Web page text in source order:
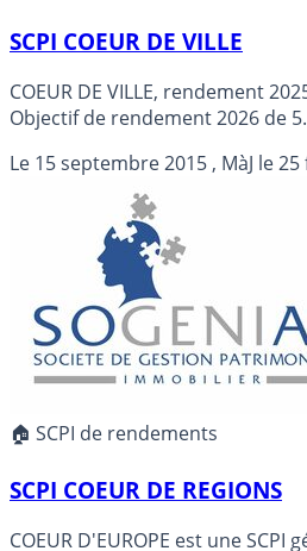
SCPI COEUR DE VILLE
COEUR DE VILLE, rendement
Objectif de rendement 2026 de
Le 15 septembre 2015 , MàJ le25
🏠 SCPI de rendements
SCPI COEUR DE REGIONS
COEUR D'EUROPE est une SCPI